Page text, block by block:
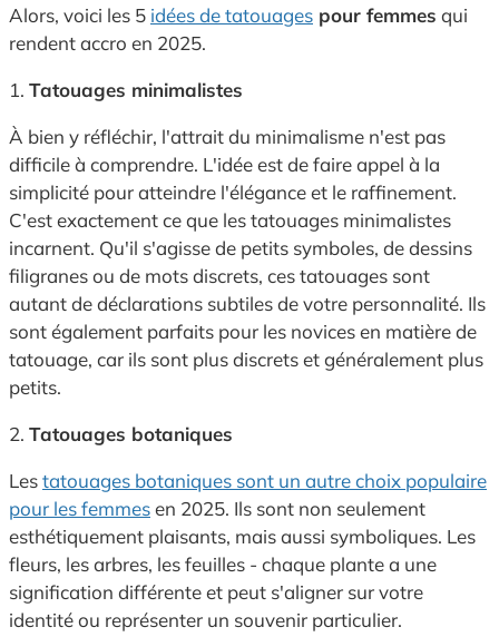
Alors, voici les 5 idées de tatouages pour femmes qui
rendent accro en 2025.
1. Tatouages minimalistes
À bien y réfléchir, l'attrait du minimalisme n'est pas
difficile à comprendre. L'idée est de faire appel à la
simplicité pour atteindre l'élégance et le raffinement.
C'est exactement ce que les tatouages minimalistes
incarnent. Qu'il s'agisse de petits symboles, de dessins
filigranes ou de mots discrets, ces tatouages sont
autant de déclarations subtiles de votre personnalité. Ils
sont également parfaits pour les novices en matière de
tatouage, car ils sont plus discrets et généralement plus
petits.
2. Tatouages botaniques
Lestatouages botaniques sont un autre choix populaire
pour les femmesen 2025. Ils sont non seulement
esthétiquement plaisants, mais aussi symboliques. Les
fleurs, les arbres, les feuilles - chaque plante a une
signification différente et peut s'aligner sur votre
identité ou représenter un souvenir particulier.